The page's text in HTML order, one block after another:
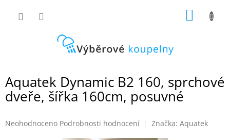
Aquatek Dynamic B2 160, sprchové
dveře, šířka 160cm, posuvné
Průměrné
Neohodnoceno Podrobnosti hodnocení Značka: Aquatek